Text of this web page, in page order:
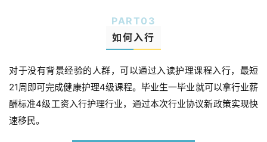
PART0 3
如何入行
对于没有背景经验的人群，可以通过入读护理课程入行，最短
21周即可完成健康护理4级课程。毕业生一毕业就可以拿行业薪
酬标准4级工资入行护理行业，通过本次行业协议新政策实现快
速移民。